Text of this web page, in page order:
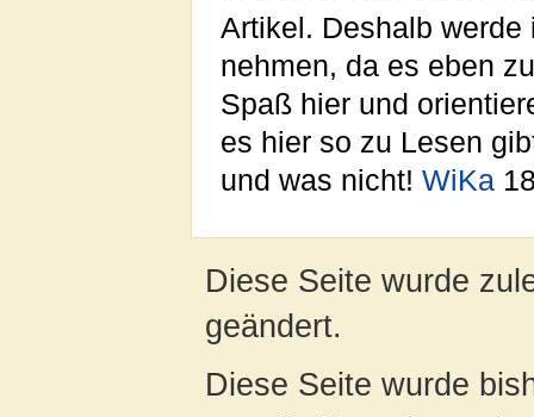
Artikel. Deshalb
nehmen, da es eben
Spaß hier und
es hier so zu Lesen
und was nicht! WiKa
Diese Seite wurde
geändert.
Diese Seite wurde